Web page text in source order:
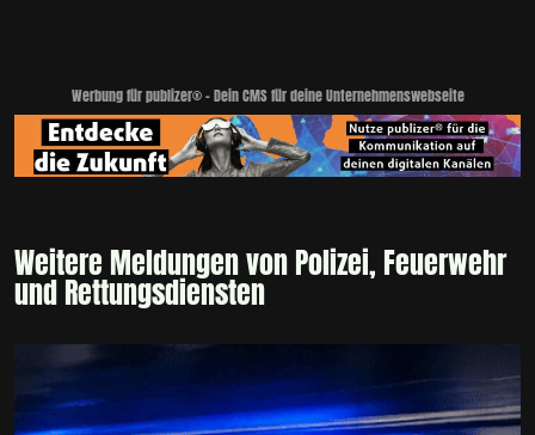
Werbung für publizer® - Dein CMS für deine Unternehmenswebseite
Weitere Meldungen von Polizei, Feuerwehr
und Rettungsdiensten